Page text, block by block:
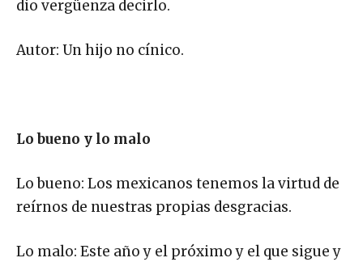
dio vergüenza decirlo.
Autor: Un hijo no cínico.
Lo bueno y lo malo
Lo bueno: Los mexicanos tenemos la virtud de
reírnos de nuestras propias desgracias.
Lo malo: Este año y el próximo y el que sigue y